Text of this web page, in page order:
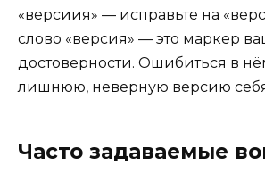
«версиия» — исправьте на
слово «версия» — это маркер
достоверности. Ошибиться в
лишнюю, неверную версию
Часто задаваемые